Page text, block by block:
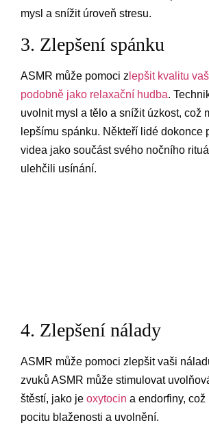
mysl a snížit úroveň stresu.
3. Zlepšení spánku
ASMR může pomoci z lepšit kvalitu
podobně jako relaxační hudba.
uvolnit mysl a tělo a snížit úzkost, což
lepšímu spánku. Někteří lidé dokonce
videa jako součást svého nočního
ulehčili usínání.
4. Zlepšení nálady
ASMR může pomoci zlepšit vaši
zvuků ASMR může stimulovat
štěstí, jako je oxytocin a endorfiny, což
pocitu blaženosti a uvolnění.